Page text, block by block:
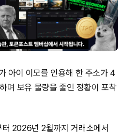
아이 이모를 인용해 한 주소가 4
며 보유 물량을 줄인 정황이 포착
2026년 2월까지 거래소에서